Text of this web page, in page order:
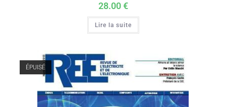
28.00€
Lire la suite
ÉPUISÉ